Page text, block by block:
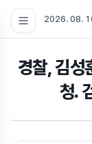
2026. 08.
경찰, 김성
청.